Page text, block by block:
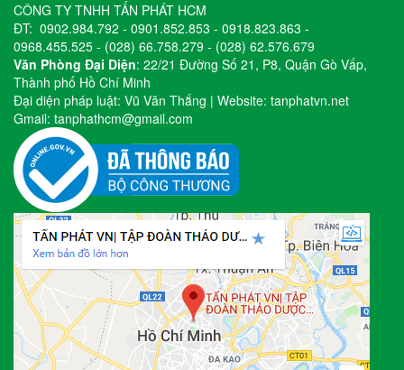
CÔNG TY TNHH TẤN PHÁT HCM
ĐT: 0902.984.792 - 0901.852.853 - 0918.823.863 -
0968.455.525 - (028) 66.758.279 - (028) 62.576.679
Văn Phòng Đại Diện: 22/21 Đường Số 21, P8, Quận Gò Vấp,
Thành phố Hồ Chí Minh
Đại diện pháp luật: Vũ Văn Thắng | Website: tanphatvn.net
Gmail: tanphathcm@gmail.com